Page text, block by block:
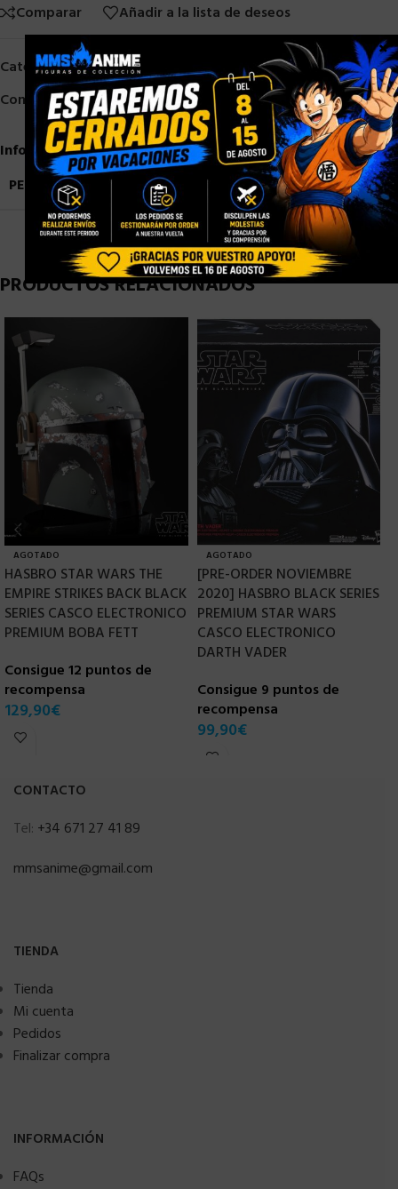
Comparar
Añadir a la lista de deseos
Categorías:HASBRO,TRANSFORMERS
Compartir:
Información adicional
PESO
4,5 kg
PRODUCTOS RELACIONADOS
AGOTADO
HASBRO STAR WARS THE
EMPIRE STRIKES BACK BLACK
SERIES CASCO ELECTRONICO
PREMIUM BOBA FETT
Consigue 12 puntos de
recompensa
129,90€
AGOTADO
[PRE-ORDER NOVIEMBRE
2020] HASBRO BLACK SERIES
PREMIUM STAR WARS
CASCO ELECTRONICO
DARTH VADER
Consigue 9 puntos de
recompensa
99,90€
CONTACTO
Tel: +34 671 27 41 89
mmsanime@gmail.com
TIENDA
Tienda
Mi cuenta
Pedidos
Finalizar compra
INFORMACIÓN
FAQs
×